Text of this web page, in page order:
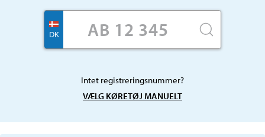
DK
Intet registreringsnummer?
VÆLG KØRETØJ MANUELT